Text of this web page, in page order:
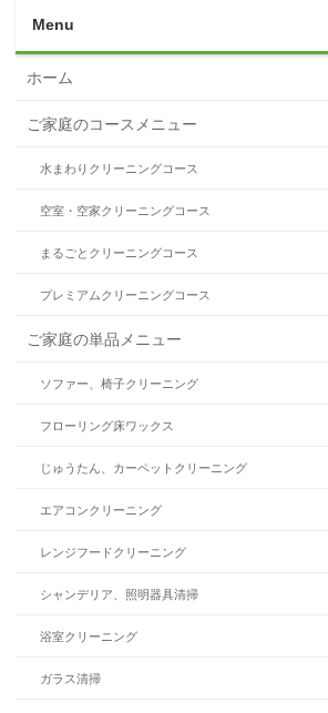
Menu
ホーム
ご家庭のコースメニュー
水まわりクリーニングコース
空室・空家クリーニングコース
まるごとクリーニングコース
プレミアムクリーニングコース
ご家庭の単品メニュー
ソファー、椅子クリーニング
フローリング床ワックス
じゅうたん、カーペットクリーニング
エアコンクリーニング
レンジフードクリーニング
シャンデリア、照明器具清掃
浴室クリーニング
ガラス清掃